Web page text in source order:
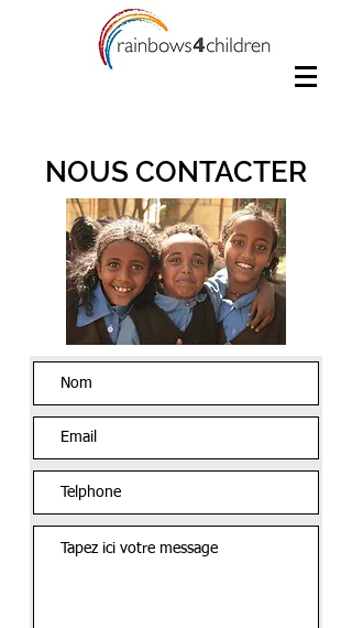
NOUS CONTACTER